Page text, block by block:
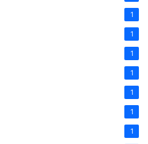
1
1
1
1
1
1
1